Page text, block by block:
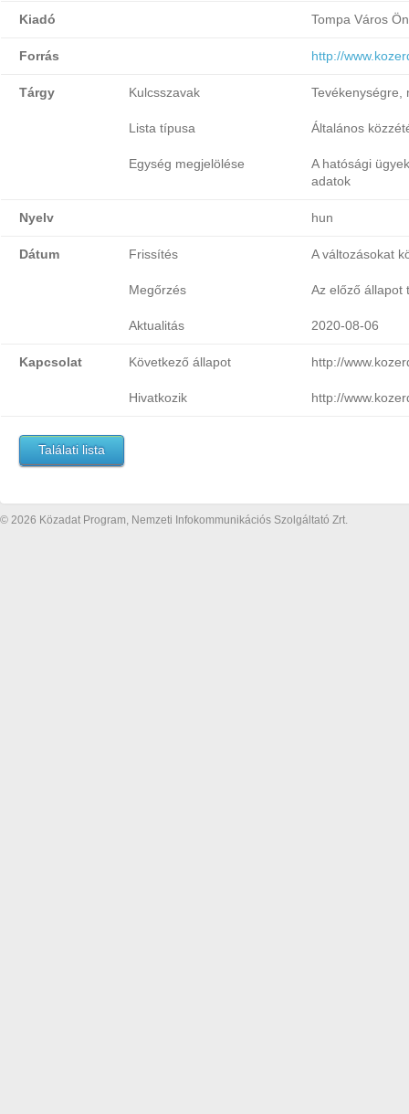
Kiadó Tompa Város
Forrás http://
Tárgy Kulcsszavak Tevékenységre,
Lista típusa Általános
Egység megjelölése
A hatósági
adatok
Nyelv hun
Dátum Frissítés A változásokat
Megőrzés Az előző állapot
Aktualitás 2020-08-06
Kapcsolat Következő állapot http://
Hivatkozik http://
Találati lista
© 2026 Közadat Program, Nemzeti Infokommunikációs Szolgáltató Zrt.